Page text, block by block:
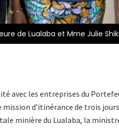
de Lualaba et Mme Julie
avec les entreprises du
d’itinérance de trois
minière du Lualaba, la